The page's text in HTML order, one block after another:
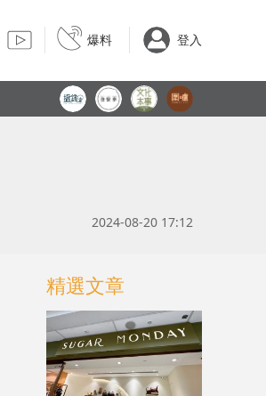
爆料 登入
2024-08-20 17:12
精選文章